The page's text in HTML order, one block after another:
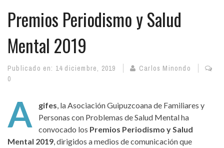
Premios Periodismo y Salud
Mental 2019
Publicado en: 14 diciembre, 2019
Carlos Minondo
0
A gifes, la Asociación Guipuzcoana de Familiares y
Personas con Problemas de Salud Mental ha
convocado los Premios Periodismo y Salud
Mental 2019, dirigidos a medios de comunicación que